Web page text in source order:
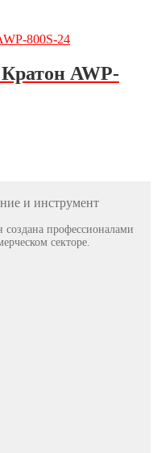
AWP-
и инструмент
профессионалами
секторе.